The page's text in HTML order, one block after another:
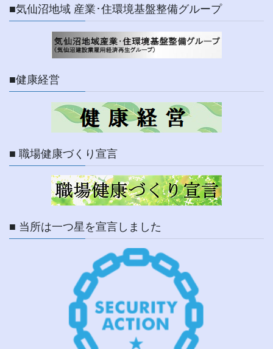
■気仙沼地域 産業･住環境基盤整備グループ
■健康経営
■ 職場健康づくり宣言
■ 当所は一つ星を宣言しました